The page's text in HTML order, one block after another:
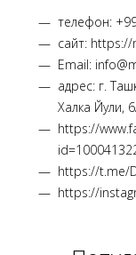
телефон:
сайт:
Email:
адрес: г.
Халка Йули,
https://
https://t.me/
https://